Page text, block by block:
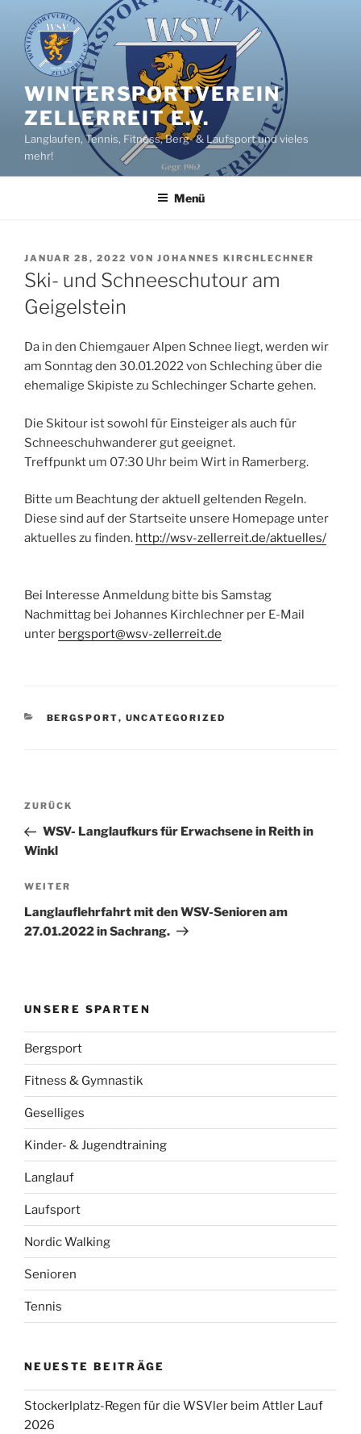
Inhalt
springen
WINTERSPORTVEREIN
ZELLERREIT E.V.
Langlaufen, Tennis, Fitness, Berg- & Laufsport und vieles
mehr!
Menü
VERÖFFENTLICHT
AM
JANUAR 28, 2022 VON JOHANNES KIRCHLECHNER
Ski- und Schneeschutour am
Geigelstein
Da in den Chiemgauer Alpen Schnee liegt, werden wir
am Sonntag den 30.01.2022 von Schleching über die
ehemalige Skipiste zu Schlechinger Scharte gehen.
Die Skitour ist sowohl für Einsteiger als auch für
Schneeschuhwanderer gut geeignet.
Treffpunkt um 07:30 Uhr beim Wirt in Ramerberg.
Bitte um Beachtung der aktuell geltenden Regeln.
Diese sind auf der Startseite unsere Homepage unter
aktuelles zu finden. http://wsv-zellerreit.de/aktuelles/
Bei Interesse Anmeldung bitte bis Samstag
Nachmittag bei Johannes Kirchlechner per E-Mail
unter bergsport@wsv-zellerreit.de
KATEGORIEN
BERGSPORT, UNCATEGORIZED
Beitragsnavigation
Vorheriger
Beitrag
ZURÜCK
WSV- Langlaufkurs für Erwachsene in Reith in
Winkl
Nächster
Beitrag
WEITER
Langlauflehrfahrt mit den WSV-Senioren am
27.01.2022 in Sachrang.
UNSERE SPARTEN
Bergsport
Fitness & Gymnastik
Geselliges
Kinder- & Jugendtraining
Langlauf
Laufsport
Nordic Walking
Senioren
Tennis
NEUESTE BEITRÄGE
Stockerlplatz-Regen für die WSVler beim Attler Lauf
2026